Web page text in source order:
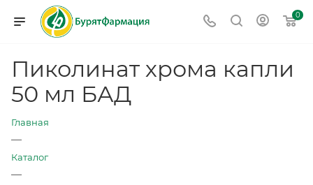
0
Пиколинат хрома капли
50 мл БАД
Главная
—
Каталог
—